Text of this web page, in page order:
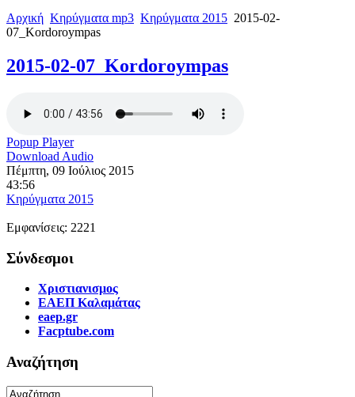
Αρχική Κηρύγματα mp3 Κηρύγματα 2015 2015-02-
07_Kordoroympas
2015-02-07_Kordoroympas
Popup Player
Download Audio
Πέμπτη, 09 Ιούλιος 2015
43:56
Κηρύγματα 2015
Εμφανίσεις: 2221
Σύνδεσμοι
Χριστιανισμος
ΕΑΕΠ Καλαμάτας
eaep.gr
Facptube.com
Αναζήτηση